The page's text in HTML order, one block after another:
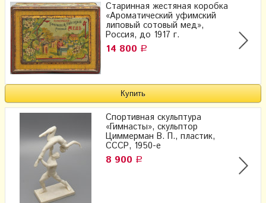
Старинная жестяная коробка
«Ароматический уфимский
липовый сотовый мед»,
Россия, до 1917 г.
14 800 Р
Спортивная скульптура
«Гимнасты», скульптор
Циммерман В. П., пластик​,
СССР, 1950-е
8 900 Р